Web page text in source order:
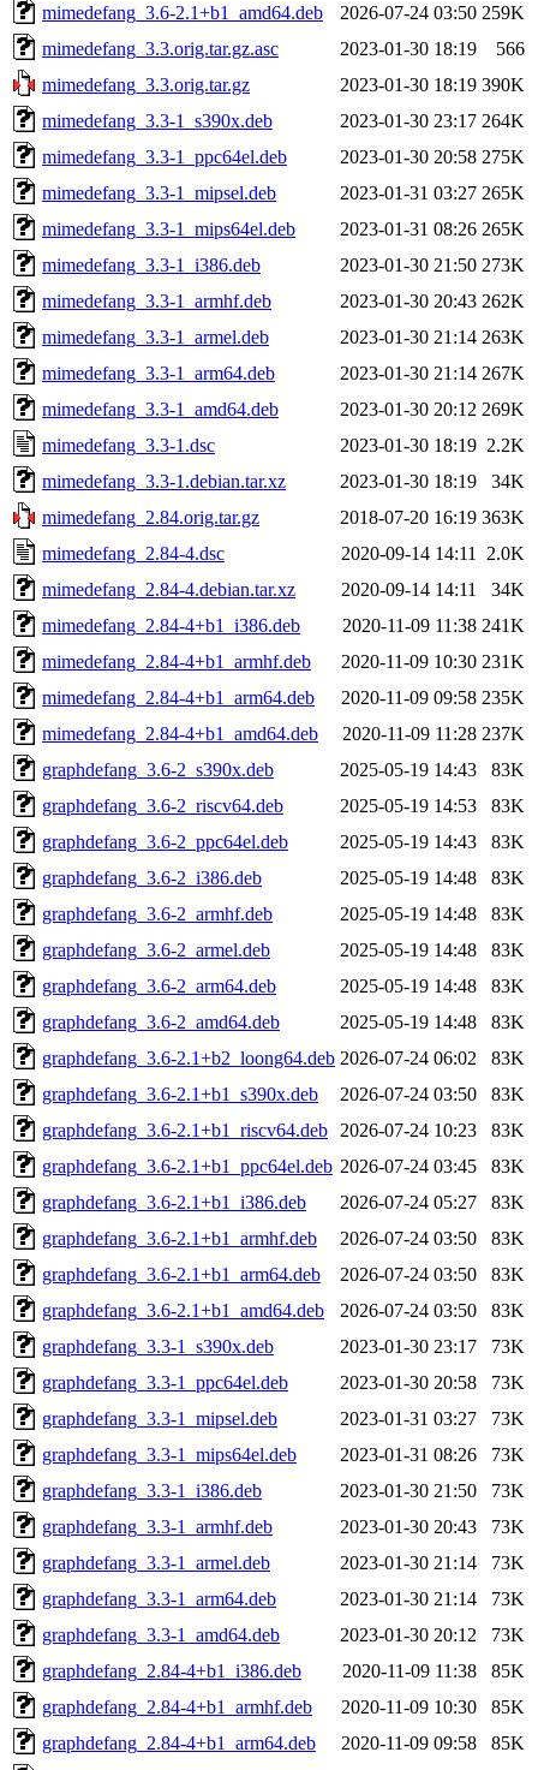
mimedefang_3.6-2.1+b1_amd64.deb
2026-07-24 03:50 259K
mimedefang_3.3.orig.tar.gz.asc
2023-01-30 18:19
566
mimedefang_3.3.orig.tar.gz
2023-01-30 18:19 390K
mimedefang_3.3-1_s390x.deb
2023-01-30 23:17 264K
mimedefang_3.3-1_ppc64el.deb
2023-01-30 20:58 275K
mimedefang_3.3-1_mipsel.deb
2023-01-31 03:27 265K
mimedefang_3.3-1_mips64el.deb
2023-01-31 08:26 265K
mimedefang_3.3-1_i386.deb
2023-01-30 21:50 273K
mimedefang_3.3-1_armhf.deb
2023-01-30 20:43 262K
mimedefang_3.3-1_armel.deb
2023-01-30 21:14 263K
mimedefang_3.3-1_arm64.deb
2023-01-30 21:14 267K
mimedefang_3.3-1_amd64.deb
2023-01-30 20:12 269K
mimedefang_3.3-1.dsc
2023-01-30 18:19 2.2K
mimedefang_3.3-1.debian.tar.xz
2023-01-30 18:19
34K
mimedefang_2.84.orig.tar.gz
2018-07-20 16:19 363K
mimedefang_2.84-4.dsc
2020-09-14 14:11
2.0K
mimedefang_2.84-4.debian.tar.xz
2020-09-14 14:11
34K
mimedefang_2.84-4+b1_i386.deb
2020-11-09 11:38 241K
mimedefang_2.84-4+b1_armhf.deb
2020-11-09 10:30 231K
mimedefang_2.84-4+b1_arm64.deb
2020-11-09 09:58 235K
mimedefang_2.84-4+b1_amd64.deb
2020-11-09 11:28 237K
graphdefang_3.6-2_s390x.deb
2025-05-19 14:43
83K
graphdefang_3.6-2_riscv64.deb
2025-05-19 14:53
83K
graphdefang_3.6-2_ppc64el.deb
2025-05-19 14:43
83K
graphdefang_3.6-2_i386.deb
2025-05-19 14:48
83K
graphdefang_3.6-2_armhf.deb
2025-05-19 14:48
83K
graphdefang_3.6-2_armel.deb
2025-05-19 14:48
83K
graphdefang_3.6-2_arm64.deb
2025-05-19 14:48
83K
graphdefang_3.6-2_amd64.deb
2025-05-19 14:48
83K
graphdefang_3.6-2.1+b2_loong64.deb 2026-07-24 06:02
83K
graphdefang_3.6-2.1+b1_s390x.deb
2026-07-24 03:50
83K
graphdefang_3.6-2.1+b1_riscv64.deb
2026-07-24 10:23
83K
graphdefang_3.6-2.1+b1_ppc64el.deb 2026-07-24 03:45
83K
graphdefang_3.6-2.1+b1_i386.deb
2026-07-24 05:27
83K
graphdefang_3.6-2.1+b1_armhf.deb
2026-07-24 03:50
83K
graphdefang_3.6-2.1+b1_arm64.deb
2026-07-24 03:50
83K
graphdefang_3.6-2.1+b1_amd64.deb
2026-07-24 03:50
83K
graphdefang_3.3-1_s390x.deb
2023-01-30 23:17
73K
graphdefang_3.3-1_ppc64el.deb
2023-01-30 20:58
73K
graphdefang_3.3-1_mipsel.deb
2023-01-31 03:27
73K
graphdefang_3.3-1_mips64el.deb
2023-01-31 08:26
73K
graphdefang_3.3-1_i386.deb
2023-01-30 21:50
73K
graphdefang_3.3-1_armhf.deb
2023-01-30 20:43
73K
graphdefang_3.3-1_armel.deb
2023-01-30 21:14
73K
graphdefang_3.3-1_arm64.deb
2023-01-30 21:14
73K
graphdefang_3.3-1_amd64.deb
2023-01-30 20:12
73K
graphdefang_2.84-4+b1_i386.deb
2020-11-09 11:38
85K
graphdefang_2.84-4+b1_armhf.deb
2020-11-09 10:30
85K
graphdefang_2.84-4+b1_arm64.deb
2020-11-09 09:58
85K